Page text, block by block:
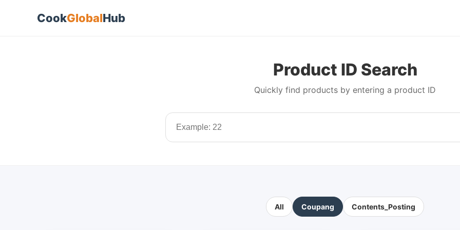
CookGlobalHub
Product ID Search
Quickly find products by entering a product ID
All Coupang Contents_Posting